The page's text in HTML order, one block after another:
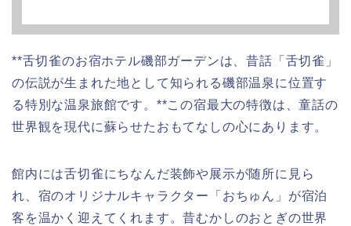
**舌切雀のお宿ホテル磯部ガーデンは、昔話「舌切雀」
の伝説が生まれた地として知られる磯部温泉に位置す
る特別な温泉旅館です。**この宿最大の特徴は、童話の
世界観を現代に蘇らせたおもてなしの心にあります。
館内には舌切雀にちなんだ装飾や展示が随所に見ら
れ、宿のオリジナルキャラクター「おちゅん」が宿泊
客を温かく迎えてくれます。昔むかしのおとぎの世界